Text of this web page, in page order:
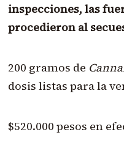
inspecciones, las
procedieron al
200 gramos de
dosis listas para la
$520.000 pesos en